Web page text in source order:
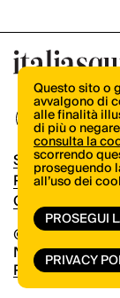
© Copyright
N.ro Iscrizione
Privacy Policy
Shop
Pubblicità
Contatti
Questo sito o
avvalgono di
alle finalità
di più o
consulta la
scorrendo
proseguendo
all’uso dei
PROSEGUI
PRIVACY